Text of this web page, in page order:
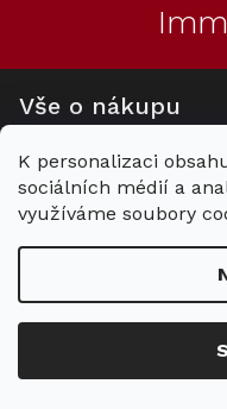
K personalizaci
sociálních médií a
využíváme soubory
Vše o nákupu
Informace pro
Kontakt